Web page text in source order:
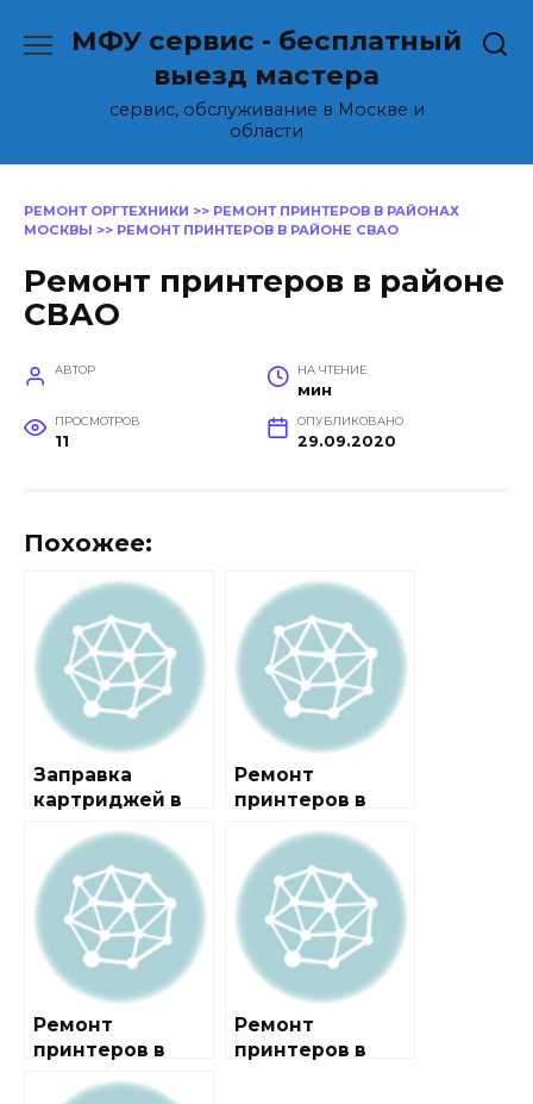
МФУ сервис - бесплатный
выезд мастера
сервис, обслуживание в Москве и
области
РЕМОНТ ОРГТЕХНИКИ >> РЕМОНТ ПРИНТЕРОВ В РАЙОНАХ
МОСКВЫ >> РЕМОНТ ПРИНТЕРОВ В РАЙОНЕ СВАО
Ремонт принтеров в районе
СВАО
АВТОР НА ЧТЕНИЕ
мин
ПРОСМОТРОВ
11
ОПУБЛИКОВАНО
29.09.2020
Похожее:
Заправка
картриджей в
Ремонт
принтеров в
Гольяново
Ремонт
принтеров в
Ремонт
принтеров в